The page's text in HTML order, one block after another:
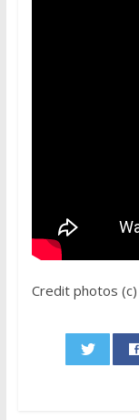
Credit photos